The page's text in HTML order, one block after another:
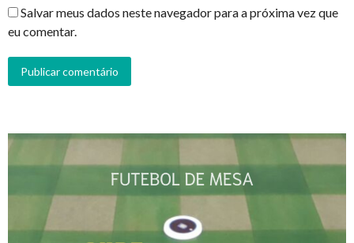
Salvar meus dados neste navegador para a próxima vez que
eu comentar.